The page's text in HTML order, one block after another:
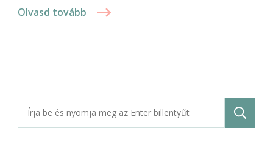
Olvasd tovább
Keresés: